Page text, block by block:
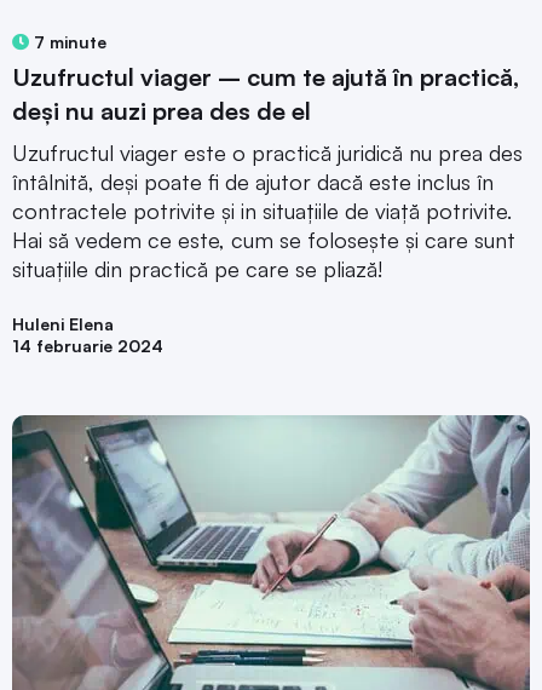
7 minute
Uzufructul viager – cum te ajută în practică,
deși nu auzi prea des de el
Uzufructul viager este o practică juridică nu prea des
întâlnită, deși poate fi de ajutor dacă este inclus în
contractele potrivite și in situațiile de viață potrivite.
Hai să vedem ce este, cum se folosește și care sunt
situațiile din practică pe care se pliază!
Huleni Elena
14 februarie 2024